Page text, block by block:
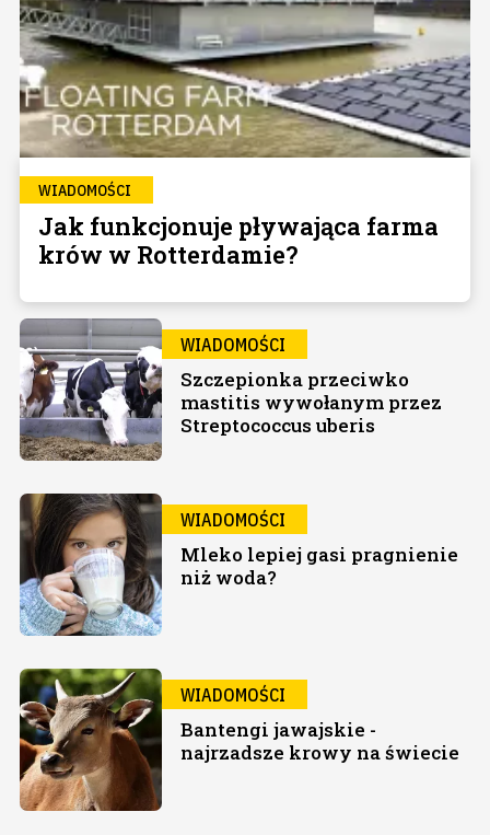
WIADOMOŚCI
Jak funkcjonuje pływająca farma
krów w Rotterdamie?
WIADOMOŚCI
Szczepionka przeciwko
mastitis wywołanym przez
Streptococcus uberis
WIADOMOŚCI
Mleko lepiej gasi pragnienie
niż woda?
WIADOMOŚCI
Bantengi jawajskie -
najrzadsze krowy na świecie